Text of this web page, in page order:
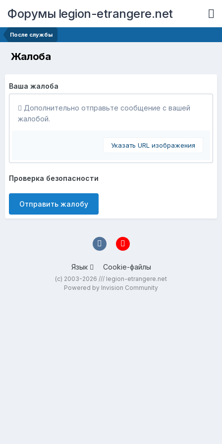
Форумы legion-etrangere.net
После службы
Жалоба
Ваша жалоба
Дополнительно отправьте сообщение с вашей
жалобой.
Указать URL изображения
Проверка безопасности
Отправить жалобу
Язык Cookie-файлы
(c) 2003-2026 /// legion-etrangere.net
Powered by Invision Community